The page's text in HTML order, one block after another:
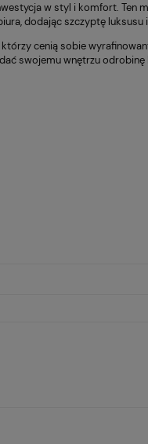
w styl i komfort. Ten
dodając szczyptę luksusu
cenią sobie
swojemu wnętrzu odrobinę